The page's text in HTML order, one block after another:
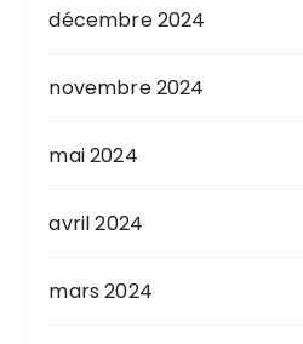
décembre 2024
novembre 2024
mai 2024
avril 2024
mars 2024